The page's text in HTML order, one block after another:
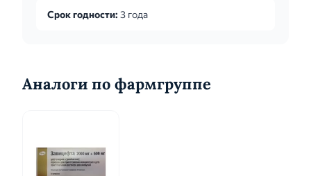
дозировочной ложкой необходимо
Срок годности: 3 года
Аналоги по фармгруппе